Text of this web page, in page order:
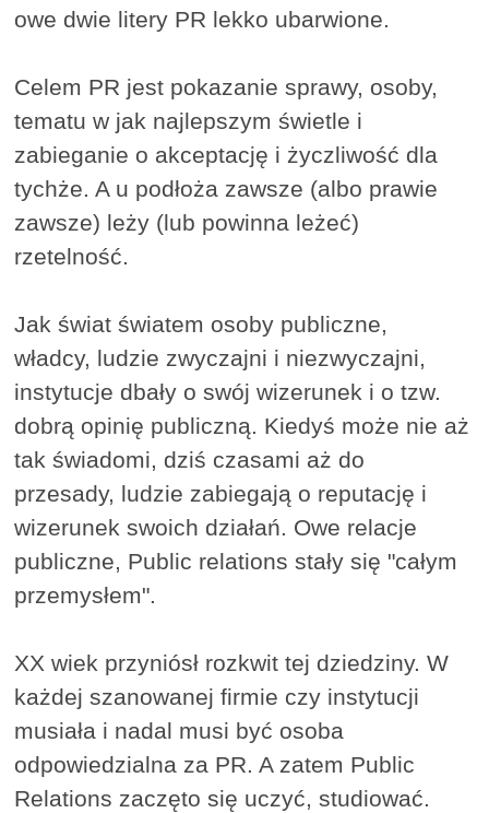
owe dwie litery PR lekko ubarwione.
Celem PR jest pokazanie sprawy, osoby,
tematu w jak najlepszym świetle i
zabieganie o akceptację i życzliwość dla
tychże. A u podłoża zawsze (albo prawie
zawsze) leży (lub powinna leżeć)
rzetelność.
Jak świat światem osoby publiczne,
władcy, ludzie zwyczajni i niezwyczajni,
instytucje dbały o swój wizerunek i o tzw.
dobrą opinię publiczną. Kiedyś może nie aż
tak świadomi, dziś czasami aż do
przesady, ludzie zabiegają o reputację i
wizerunek swoich działań. Owe relacje
publiczne, Public relations stały się "całym
przemysłem".
XX wiek przyniósł rozkwit tej dziedziny. W
każdej szanowanej firmie czy instytucji
musiała i nadal musi być osoba
odpowiedzialna za PR. A zatem Public
Relations zaczęto się uczyć, studiować.